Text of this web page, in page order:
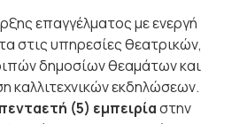
επαγγέλματος με ενεργή
στις υπηρεσίες θεατρικών,
δημοσίων θεαμάτων και
καλλιτεχνικών εκδηλώσεων.
(5) εμπειρίαστην